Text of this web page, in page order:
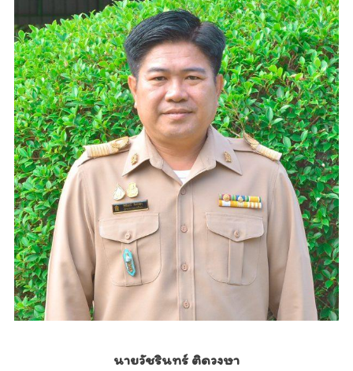
นายวัชรินทร์ ติดวงษา